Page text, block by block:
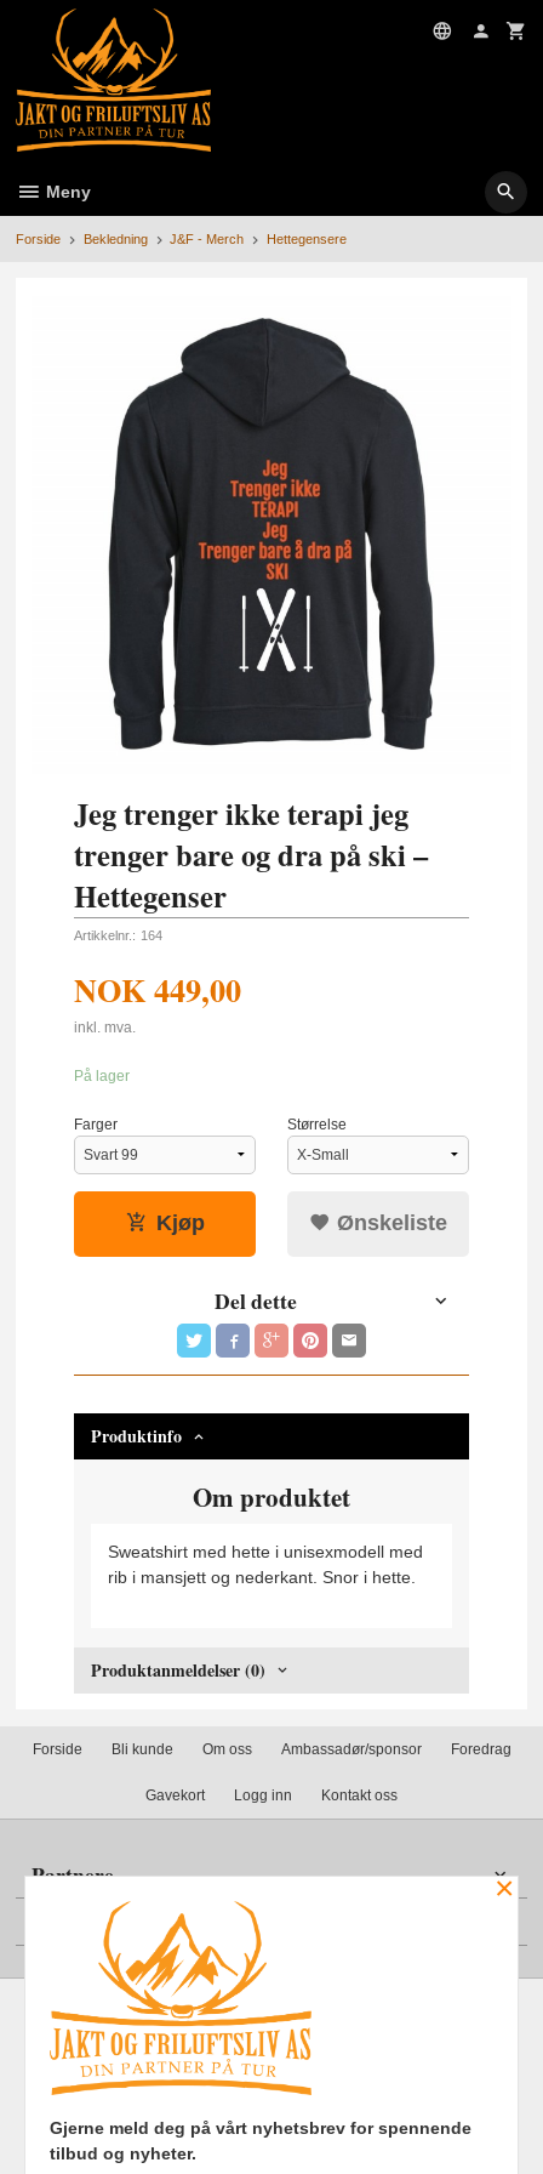
innholdet
Meny
Forside Bekledning J&F - Merch Hettegensere
Jeg trenger ikke terapi jeg
trenger bare og dra på ski –
Hettegenser
Artikkelnr.: 164
NOK449,00
inkl. mva.
På lager
Farger Størrelse
Kjøp Ønskeliste
Del dette
Produktinfo
Om produktet
Sweatshirt med hette i unisexmodell med
rib i mansjett og nederkant. Snor i hette.
Produktanmeldelser (0)
Forside Bli kunde Om oss Ambassadør/sponsor Foredrag
Gavekort Logg inn Kontakt oss
Partnere
Din konto
Frakt Kjøpsbetingelser Sikkerhet og personvern
Nyhetsbrev
×
Gjerne meld deg på vårt nyhetsbrev for spennende
tilbud og nyheter.